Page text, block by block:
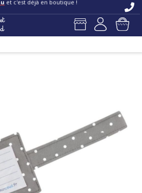
et c'est déjà en boutique !